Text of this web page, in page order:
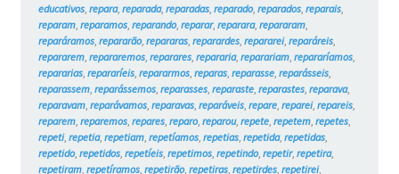
educativos, repara, reparada, reparadas, reparado, reparados, reparais,
reparam, reparamos, reparando, reparar, reparara, repararam,
reparáramos, repararão, repararas, reparardes, repararei, reparáreis,
repararem, repararemos, reparares, repararia, reparariam, repararíamos,
repararias, repararíeis, repararmos, reparas, reparasse, reparásseis,
reparassem, reparássemos, reparasses, reparaste, reparastes, reparava,
reparavam, reparávamos, reparavas, reparáveis, repare, reparei, repareis,
reparem, reparemos, repares, reparo, reparou, repete, repetem, repetes,
repeti, repetia, repetiam, repetíamos, repetias, repetida, repetidas,
repetido, repetidos, repetíeis, repetimos, repetindo, repetir, repetira,
repetiram, repetíramos, repetirão, repetiras, repetirdes, repetirei,